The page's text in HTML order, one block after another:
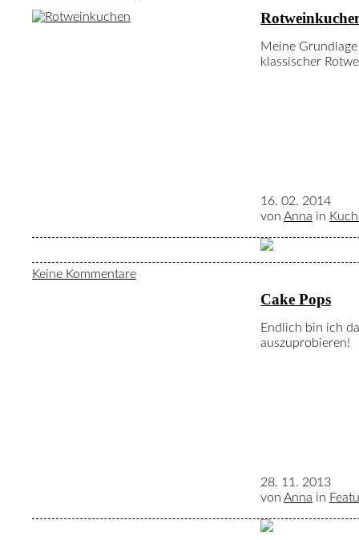
Meine
klassischer
16. 02. 2014
von Anna in
Keine Kommentare
Cake Pops
Endlich bin ich
auszuprobieren!
28. 11. 2013
von Anna in